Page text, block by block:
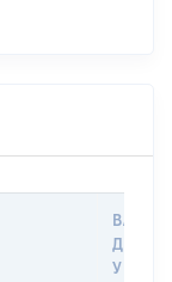
ДАТУ
У